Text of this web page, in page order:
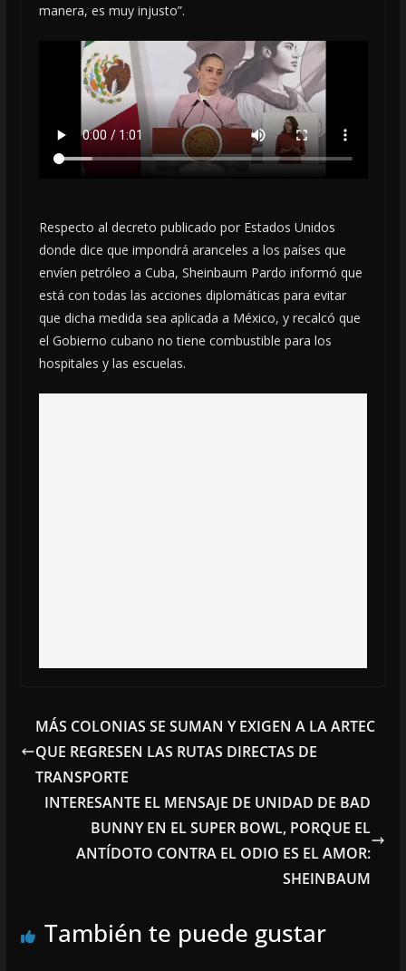
manera, es muy injusto”.
Respecto al decreto publicado por Estados Unidos
donde dice que impondrá aranceles a los países que
envíen petróleo a Cuba, Sheinbaum Pardo informó que
está con todas las acciones diplomáticas para evitar
que dicha medida sea aplicada a México, y recalcó que
el Gobierno cubano no tiene combustible para los
hospitales y las escuelas.
MÁS COLONIAS SE SUMAN Y EXIGEN A LA ARTEC
QUE REGRESEN LAS RUTAS DIRECTAS DE
TRANSPORTE
INTERESANTE EL MENSAJE DE UNIDAD DE BAD
BUNNY EN EL SUPER BOWL, PORQUE EL
ANTÍDOTO CONTRA EL ODIO ES EL AMOR:
SHEINBAUM
También te puede gustar